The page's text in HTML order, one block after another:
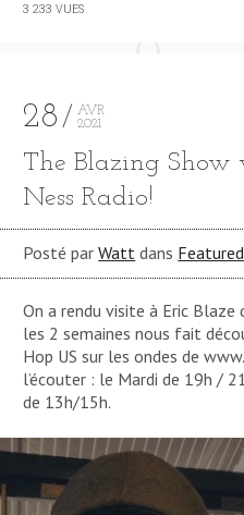
3 233 VUES
28
AVR
2021
The Blazing Show
Ness Radio!
Posté parWatt dans Featured
On a rendu visite à Eric
les 2 semaines nous fait
Hop US sur les ondes de
l’écouter : le Mardi de 19h /
de 13h/15h.